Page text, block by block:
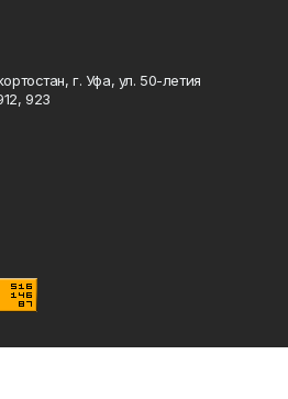
г. Уфа, ул. 50-летия
923